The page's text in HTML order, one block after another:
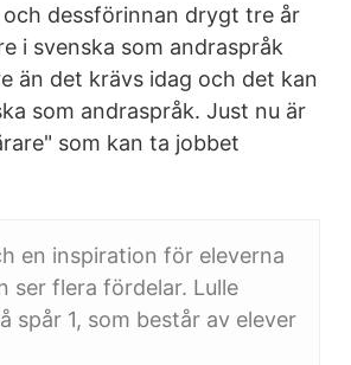
dessförinnan drygt tre år
i svenska som andraspråk
än det krävs idag och det kan
som andraspråk. Just nu är
som kan ta jobbet
en inspiration för eleverna
ser flera fördelar. Lulle
spår 1, som består av elever